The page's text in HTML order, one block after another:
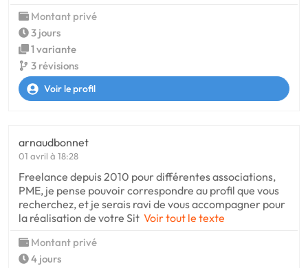
Montant privé
3 jours
1 variante
3 révisions
Voir le profil
arnaudbonnet
01 avril à 18:28
Freelance depuis 2010 pour différentes associations,
PME, je pense pouvoir correspondre au profil que vous
recherchez, et je serais ravi de vous accompagner pour
la réalisation de votre Sit Voir tout le texte
Montant privé
4 jours